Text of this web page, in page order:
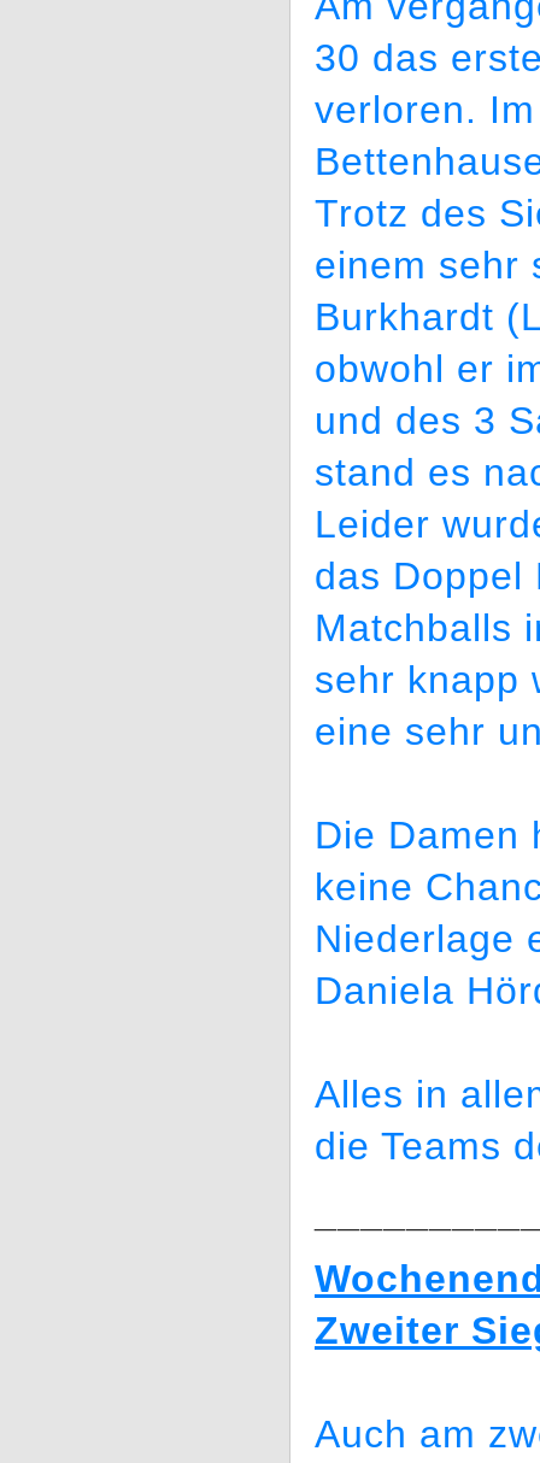
30 das
verloren.
Trotz des
einem sehr
Burkhardt
obwohl er
und des 3
stand es
Leider
das Doppel
Matchballs
sehr knapp
eine sehr
Die Damen
keine
Niederlage
Daniela
Alles in
die Teams
Zweiter
Auch am